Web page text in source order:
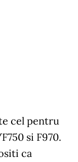
cel pentru
si F970.
ca